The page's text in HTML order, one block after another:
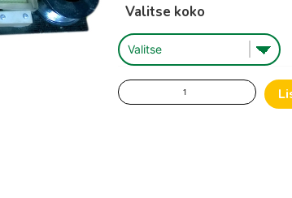
Valitse koko
Langoituslauta
LS